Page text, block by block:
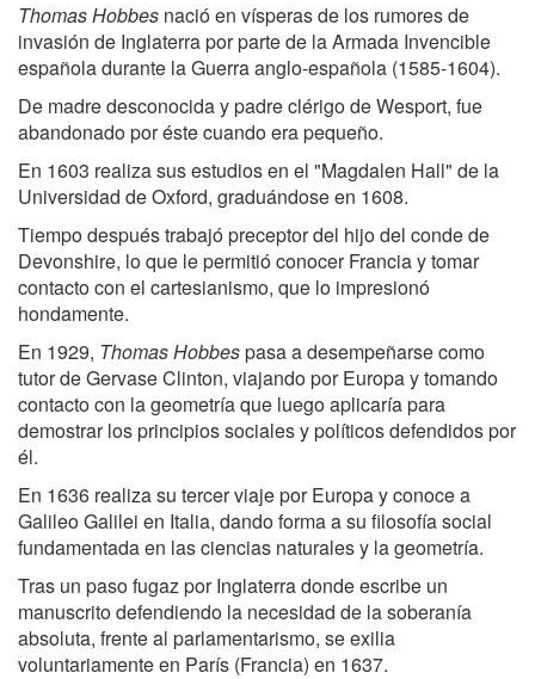
Thomas Hobbes nació en vísperas de los rumores de
invasión de Inglaterra por parte de la Armada Invencible
española durante la Guerra anglo-española (1585-1604).
De madre desconocida y padre clérigo de Wesport, fue
abandonado por éste cuando era pequeño.
En 1603 realiza sus estudios en el "Magdalen Hall" de la
Universidad de Oxford, graduándose en 1608.
Tiempo después trabajó preceptor del hijo del conde de
Devonshire, lo que le permitió conocer Francia y tomar
contacto con el cartesianismo, que lo impresionó
hondamente.
En 1929, Thomas Hobbespasa a desempeñarse como
tutor de Gervase Clinton, viajando por Europa y tomando
contacto con la geometría que luego aplicaría para
demostrar los principios sociales y políticos defendidos por
él.
En 1636 realiza su tercer viaje por Europa y conoce a
Galileo Galilei en Italia, dando forma a su filosofía social
fundamentada en las ciencias naturales y la geometría.
Tras un paso fugaz por Inglaterra donde escribe un
manuscrito defendiendo la necesidad de la soberanía
absoluta, frente al parlamentarismo, se exilia
voluntariamente en París (Francia) en 1637.